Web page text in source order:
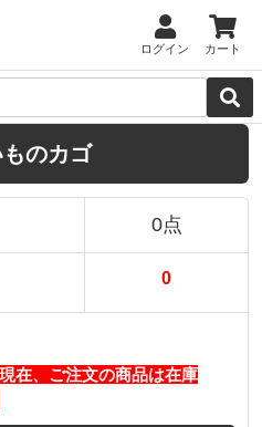
ログイン カート
のカゴ
0点
0
在、ご注文の商品は在庫